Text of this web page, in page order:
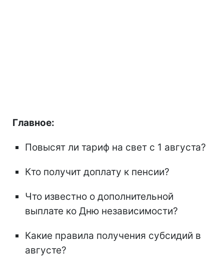
Главное:
Повысят ли тариф на свет с 1 августа?
Кто получит доплату к пенсии?
Что известно о дополнительной
выплате ко Дню независимости?
Какие правила получения субсидий в
августе?